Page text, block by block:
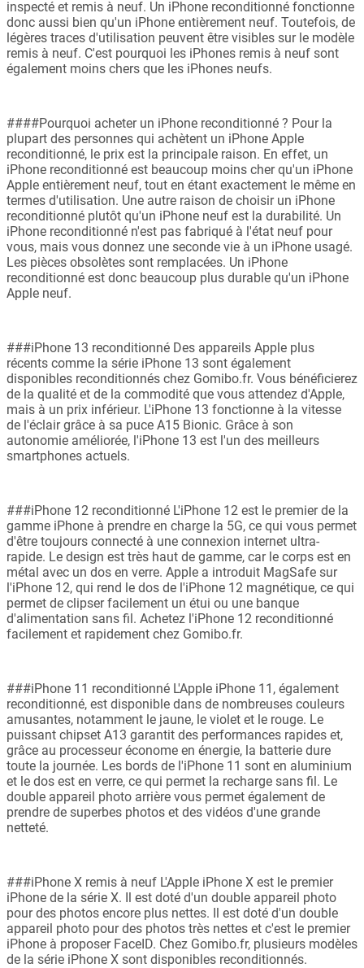
inspecté et remis à neuf. Un iPhone reconditionné fonctionne
donc aussi bien qu'un iPhone entièrement neuf. Toutefois, de
légères traces d'utilisation peuvent être visibles sur le modèle
remis à neuf. C'est pourquoi les iPhones remis à neuf sont
également moins chers que les iPhones neufs.
####Pourquoi acheter un iPhone reconditionné ? Pour la
plupart des personnes qui achètent un iPhone Apple
reconditionné, le prix est la principale raison. En effet, un
iPhone reconditionné est beaucoup moins cher qu'un iPhone
Apple entièrement neuf, tout en étant exactement le même en
termes d'utilisation. Une autre raison de choisir un iPhone
reconditionné plutôt qu'un iPhone neuf est la durabilité. Un
iPhone reconditionné n'est pas fabriqué à l'état neuf pour
vous, mais vous donnez une seconde vie à un iPhone usagé.
Les pièces obsolètes sont remplacées. Un iPhone
reconditionné est donc beaucoup plus durable qu'un iPhone
Apple neuf.
###iPhone 13 reconditionné Des appareils Apple plus
récents comme la série iPhone 13 sont également
disponibles reconditionnés chez Gomibo.fr. Vous bénéficierez
de la qualité et de la commodité que vous attendez d'Apple,
mais à un prix inférieur. L'iPhone 13 fonctionne à la vitesse
de l'éclair grâce à sa puce A15 Bionic. Grâce à son
autonomie améliorée, l'iPhone 13 est l'un des meilleurs
smartphones actuels.
###iPhone 12 reconditionné L'iPhone 12 est le premier de la
gamme iPhone à prendre en charge la 5G, ce qui vous permet
d'être toujours connecté à une connexion internet ultra-
rapide. Le design est très haut de gamme, car le corps est en
métal avec un dos en verre. Apple a introduit MagSafe sur
l'iPhone 12, qui rend le dos de l'iPhone 12 magnétique, ce qui
permet de clipser facilement un étui ou une banque
d'alimentation sans fil. Achetez l'iPhone 12 reconditionné
facilement et rapidement chez Gomibo.fr.
###iPhone 11 reconditionné L'Apple iPhone 11, également
reconditionné, est disponible dans de nombreuses couleurs
amusantes, notamment le jaune, le violet et le rouge. Le
puissant chipset A13 garantit des performances rapides et,
grâce au processeur économe en énergie, la batterie dure
toute la journée. Les bords de l'iPhone 11 sont en aluminium
et le dos est en verre, ce qui permet la recharge sans fil. Le
double appareil photo arrière vous permet également de
prendre de superbes photos et des vidéos d'une grande
netteté.
###iPhone X remis à neuf L'Apple iPhone X est le premier
iPhone de la série X. Il est doté d'un double appareil photo
pour des photos encore plus nettes. Il est doté d'un double
appareil photo pour des photos très nettes et c'est le premier
iPhone à proposer FaceID. Chez Gomibo.fr, plusieurs modèles
de la série iPhone X sont disponibles reconditionnés.